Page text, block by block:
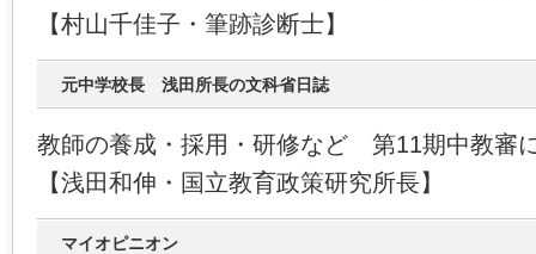
【村山千佳子・筆跡診断士】
元中学校長 浅田所長の文科省日誌
教師の養成・採用・研修など 第11期中教審
【浅田和伸・国立教育政策研究所長】
マイオピニオン